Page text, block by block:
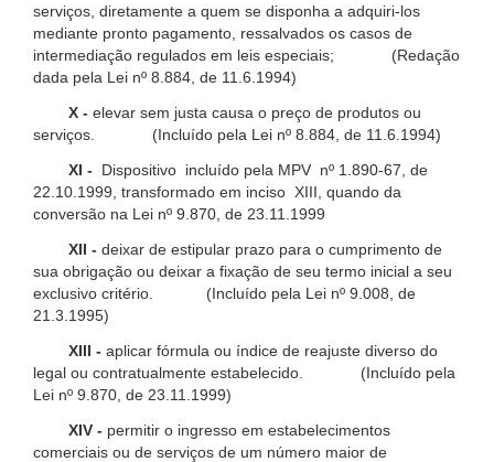
serviços, diretamente a quem se disponha a adquiri-los
mediante pronto pagamento, ressalvados os casos de
intermediação regulados em leis especiais; (Redação
dada pela Lei nº 8.884, de 11.6.1994)
X - elevar sem justa causa o preço de produtos ou
serviços. (Incluído pela Lei nº 8.884, de 11.6.1994)
XI -
Dispositivo incluído pela MPV nº 1.890-67, de
22.10.1999, transformado em inciso XIII, quando da
conversão na Lei nº 9.870, de 23.11.1999
XII - deixar de estipular prazo para o cumprimento de
sua obrigação ou deixar a fixação de seu termo inicial a seu
exclusivo critério. (Incluído pela Lei nº 9.008, de
21.3.1995)
XIII - aplicar fórmula ou índice de reajuste diverso do
legal ou contratualmente estabelecido. (Incluído pela
Lei nº 9.870, de 23.11.1999)
XIV - permitir o ingresso em estabelecimentos
comerciais ou de serviços de um número maior de